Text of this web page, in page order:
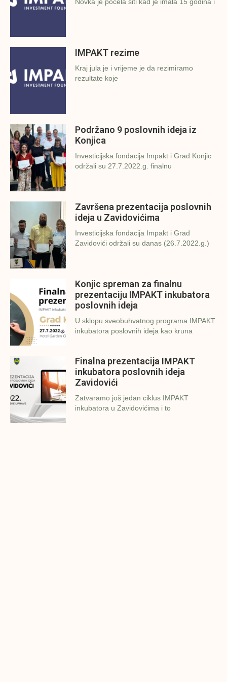
Novka je počela šiti kad je imala 15 godina i
IMPAKT rezime
Kraj jula je i vrijeme je da rezimiramo
rezultate koje
Podržano 9 poslovnih ideja iz
Konjica
Investicijska fondacija Impakt i Grad Konjic
održali su 27.7.2022.g. finalnu
Završena prezentacija poslovnih
ideja u Zavidovićima
Investicijska fondacija Impakt i Grad
Zavidovići održali su danas (26.7.2022.g.)
Konjic spreman za finalnu
prezentaciju IMPAKT inkubatora
poslovnih ideja
U sklopu sveobuhvatnog programa IMPAKT
inkubatora poslovnih ideja kao kruna
Finalna prezentacija IMPAKT
inkubatora poslovnih ideja
Zavidovići
Zatvaramo još jedan ciklus IMPAKT
inkubatora u Zavidovićima i to